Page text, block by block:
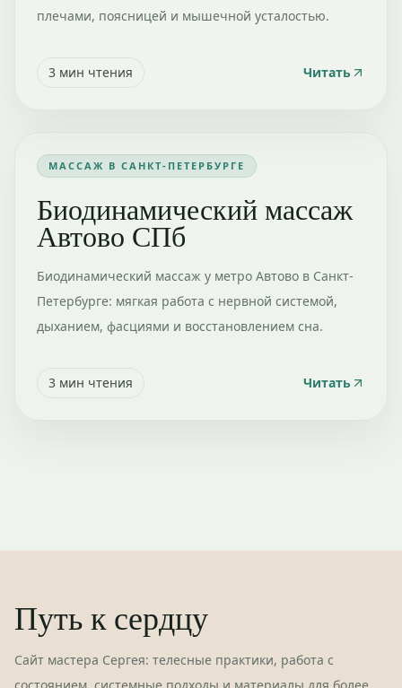
плечами, поясницей и мышечной усталостью.
3 мин чтения Читать
МАССАЖ В САНКТ-ПЕТЕРБУРГЕ
Биодинамический массаж
Автово СПб
Биодинамический массаж у метро Автово в Санкт-
Петербурге: мягкая работа с нервной системой,
дыханием, фасциями и восстановлением сна.
3 мин чтения Читать
Путь к сердцу
Сайт мастера Сергея: телесные практики, работа с